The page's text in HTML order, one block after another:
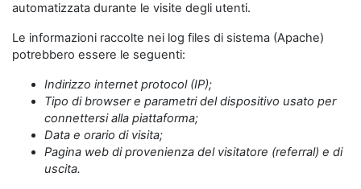
automatizzata durante le visite degli utenti.
Le informazioni raccolte nei log files di sistema (Apache)
potrebbero essere le seguenti:
Indirizzo internet protocol (IP);
Tipo di browser e parametri del dispositivo usato per
connettersi alla piattaforma;
Data e orario di visita;
Pagina web di provenienza del visitatore (referral) e di
uscita.